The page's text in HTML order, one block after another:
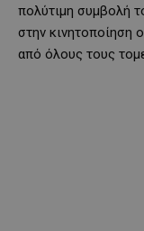
πολύτιμη συμβολή
στην κινητοποίηση
από όλους τους